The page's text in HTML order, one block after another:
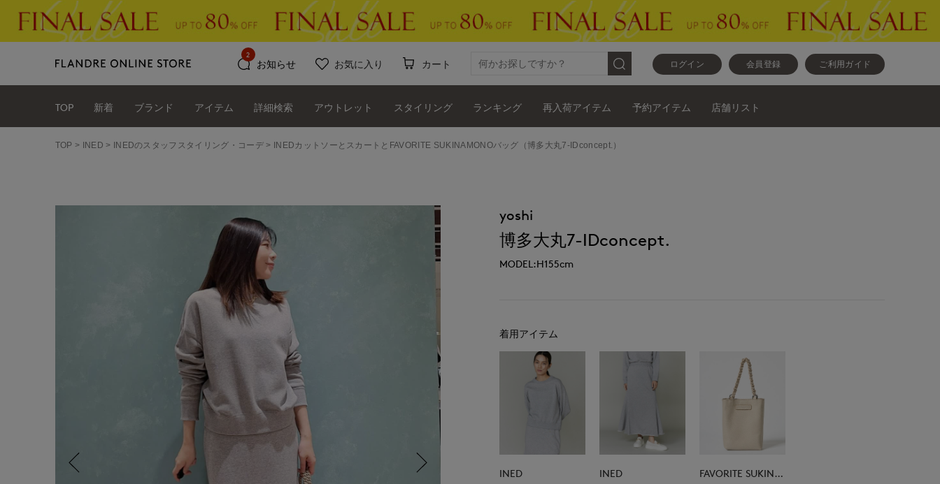
ログイン 会員登録 ご利用ガイド
お知らせ
2
お気に入り カート
TOP 新着 ブランド アイテム 詳細検索 アウトレット スタイリング ランキング 再入荷アイテム 予約アイテム 店舗リスト
TOP INED INEDのスタッフスタイリング・コーデ INEDカットソーとスカートとFAVORITE SUKINAMONOバッグ（博多大丸7-IDconcept.）
yoshi
博多大丸7-IDconcept.
MODEL:H155cm
着用アイテム
INED
INED
FAVORITE SUKINAMONO